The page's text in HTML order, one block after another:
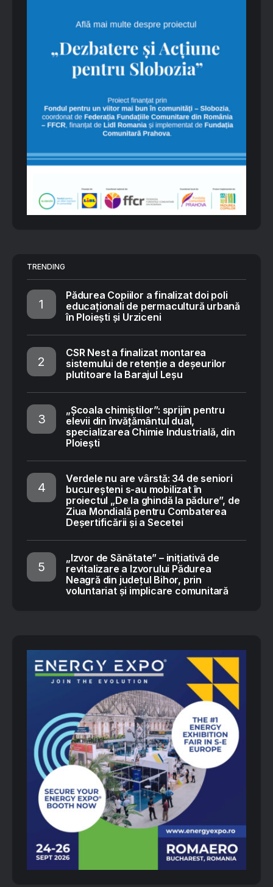
TRENDING
Pădurea Copiilor a finalizat doi poli
educaționali de permacultură urbană
în Ploiești și Urziceni
CSR Nest a finalizat montarea
sistemului de retenție a deșeurilor
plutitoare la Barajul Leșu
„Școala chimiștilor”: sprijin pentru
elevii din învățământul dual,
specializarea Chimie Industrială, din
Ploiești
Verdele nu are vârstă: 34 de seniori
bucureșteni s-au mobilizat în
proiectul „De la ghindă la pădure”, de
Ziua Mondială pentru Combaterea
Deșertificării și a Secetei
„Izvor de Sănătate” – inițiativă de
revitalizare a Izvorului Pădurea
Neagră din județul Bihor, prin
voluntariat și implicare comunitară